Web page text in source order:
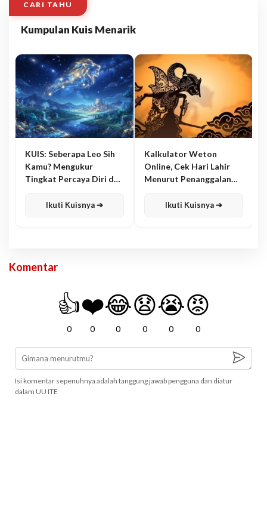
CARI TAHU
Kumpulan Kuis Menarik
KUIS: Seberapa Leo Sih
Kamu? Mengukur
Tingkat Percaya Diri dan
Ikuti Kuisnya ➔
Kalkulator Weton
Online, Cek Hari Lahir
Menurut Penanggalan
Ikuti Kuisnya ➔
Komentar
👍
0
❤️
0
😂
0
😧
0
😭
0
😡
0
Isi komentar sepenuhnya adalah tanggung jawab pengguna dan diatur
dalam UU ITE